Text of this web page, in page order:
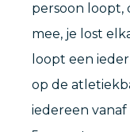
persoon loopt,
mee, je lost
loopt een
op de
iedereen